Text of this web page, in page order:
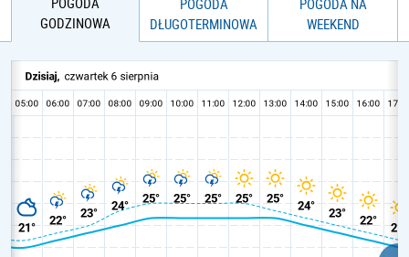
GODZINOWA
POGODA
DŁUGOTERMINOWA
POGODA NA
WEEKEND